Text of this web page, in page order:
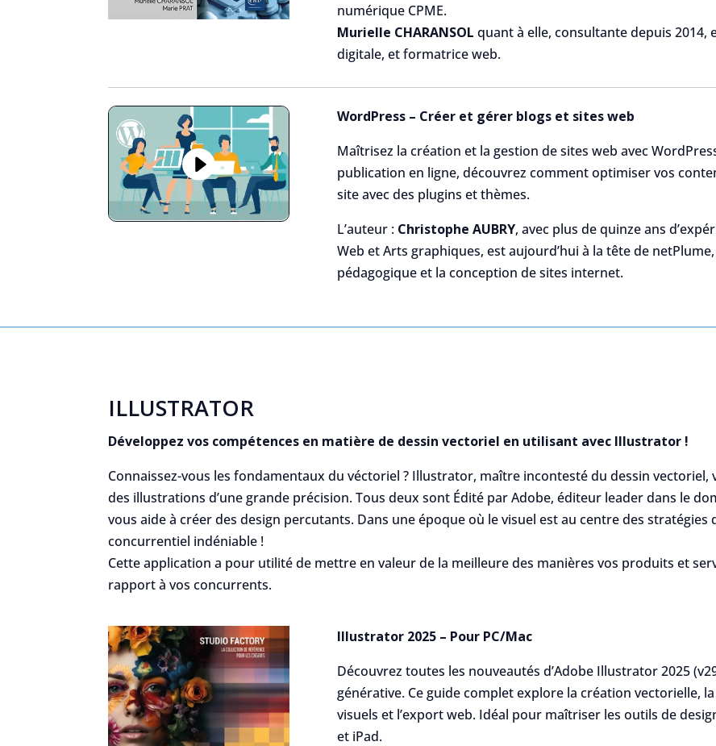
numérique CPME.
Murielle CHARANSOL quant à elle, consultante depuis 2014,
digitale, et formatrice web.
WordPress – Créer et gérer blogs et sites web
Maîtrisez la création et la gestion de sites web avec
publication en ligne, découvrez comment optimiser vos
site avec des plugins et thèmes.
L’auteur : Christophe AUBRY, avec plus de quinze ans
Web et Arts graphiques, est aujourd’hui à la tête de
pédagogique et la conception de sites internet.
ILLUSTRATOR
Développez vos compétences en matière de dessin vectoriel en utilisant avec Illustrator !
Connaissez-vous les fondamentaux du véctoriel ? Illustrator, maître incontesté du dessin
des illustrations d’une grande précision. Tous deux sont Édité par Adobe, éditeur leader dans le
vous aide à créer des design percutants. Dans une époque où le visuel est au centre des stratégies
concurrentiel indéniable !
Cette application a pour utilité de mettre en valeur de la meilleure des manières vos produits et
rapport à vos concurrents.
Illustrator 2025 – Pour PC/Mac
Découvrez toutes les nouveautés d’Adobe Illustrator 2025
générative. Ce guide complet explore la création vectorielle,
visuels et l’export web. Idéal pour maîtriser les outils de
et iPad.